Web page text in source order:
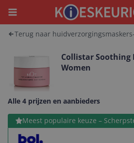
Menu
Terug naar
Collistar Soothing
Women
Alle 4 prijzen en aanbieders
Meest populaire keuze –
Bekijk product